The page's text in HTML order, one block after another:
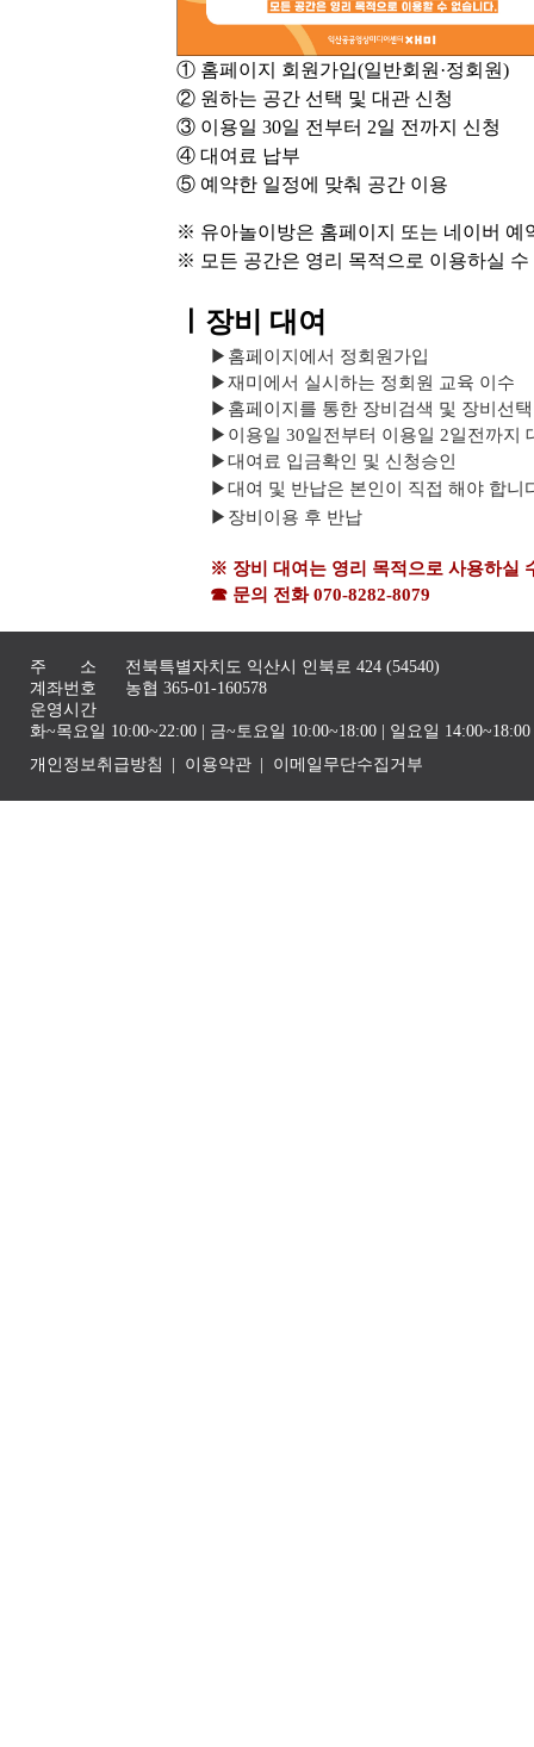
① 홈페이지 회원가입(일반회원·정회원)
② 원하는 공간 선택 및 대관 신청
③ 이용일 30일 전부터 2일 전까지 신청
④ 대여료 납부
⑤ 예약한 일정에 맞춰 공간 이용
※ 유아놀이방은 홈페이지 또는 네이버 예
※ 모든 공간은 영리 목적으로 이용하실 수
ㅣ장비 대여
▶ 홈페이지에서 정회원가입
▶재미에서 실시하는 정회원 교육 이수
▶ 홈페이지를 통한 장비검색 및 장비선택
▶ 이용일 30일전부터 이용일 2일전까지
▶대여료 입금확인 및 신청승인
▶대여 및 반납은 본인이 직접 해야 합니
▶ 장비이용 후 반납
※ 장비 대여는 영리 목적으로 사용하실
☎ 문의 전화 070-8282-8079
주 소
전북특별자치도 익산시 인북로 424 (54540)
계좌번호
농협 365-01-160578
운영시간
화~목요일 10:00~22:00 | 금~토요일 10:00~18:00 | 일요일
개인정보취급방침
이용약관 이메일무단수집거부